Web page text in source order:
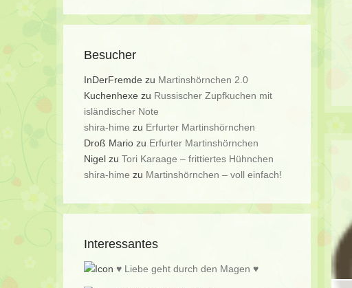
Besucher
InDerFremde zu Martinshörnchen 2.0
Kuchenhexe zu Russischer Zupfkuchen mit
isländischer Note
shira-hime zu Erfurter Martinshörnchen
Droß Mario zu Erfurter Martinshörnchen
Nigel zu Tori Karaage – frittiertes Hühnchen
shira-hime zu Martinshörnchen – voll einfach!
Interessantes
♥ Liebe geht durch den Magen ♥